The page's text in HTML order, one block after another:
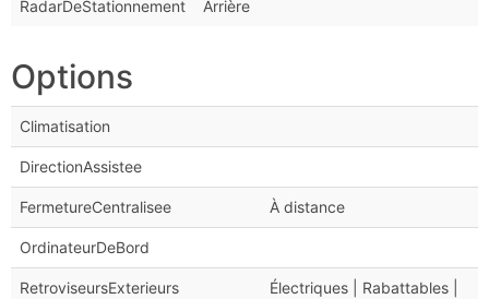
RadarDeStationnement Arrière
Options
Climatisation
DirectionAssistee
FermetureCentralisee À distance
OrdinateurDeBord
RetroviseursExterieurs
Électriques | Rabattables |